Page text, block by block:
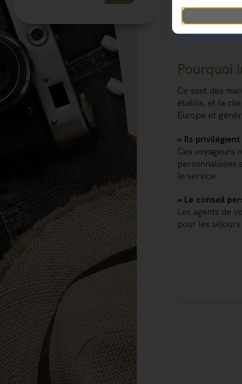
Pourquoi
Ce sont des
établis, et la
Europe et
« Ils
Ces voyageurs
personnalisées
le service.
« Le conseil
Les agents de
pour les